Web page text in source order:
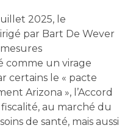
2025, le
par Bart De Wever
comme un virage
certains le « pacte
Arizona », l’Accord
au marché du
de santé, mais aussi